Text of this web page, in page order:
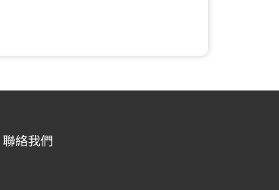
聯絡我們